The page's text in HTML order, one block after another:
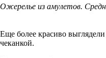
Ожерелье из амулетов.
Еще более красиво
чеканкой.